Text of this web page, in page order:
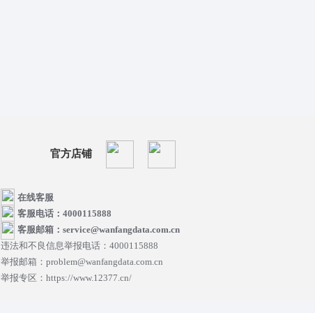
官方店铺
在线客服
客服电话：4000115888
客服邮箱：service@wanfangdata.com.cn
违法和不良信息举报电话：4000115888
举报邮箱：problem@wanfangdata.com.cn
举报专区：https://www.12377.cn/